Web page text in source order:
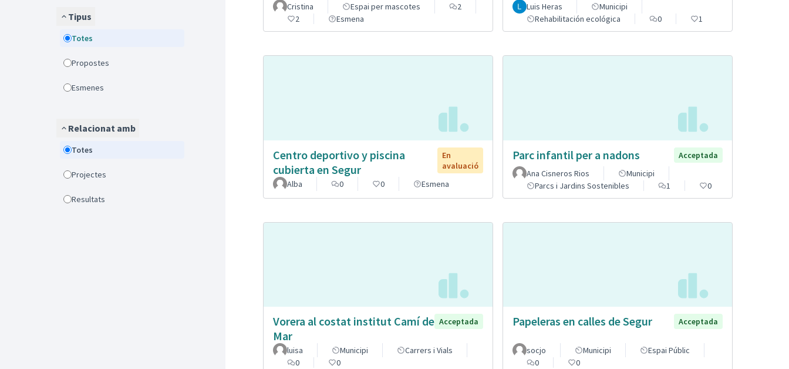
Tipus
Totes
Propostes
Esmenes
Relacionat amb
Totes
Projectes
Resultats
Cristina
Espai per mascotes
2
2
Esmena
Luis Heras
Municipi
Rehabilitación ecológica
0 1
Centro deportivo y piscina
cubierta en Segur
En
avaluació
Alba
0 0 Esmena
Parc infantil per a nadons
Acceptada
Ana Cisneros Rios
Municipi
Parcs i Jardins Sostenibles
1 0
Vorera al costat institut Camí de
Mar
Acceptada
luisa Municipi
Carrers i Vials
0
0
Papeleras en calles de Segur Acceptada
socjo Municipi
Espai Públic
0
0